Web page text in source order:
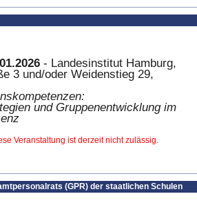
- Landesinstitut Hamburg,
3 und/oder Weidenstieg 29,
und Gruppenentwicklung im
Veranstaltung ist derzeit nicht zulässig.
(GPR) der staatlichen Schulen